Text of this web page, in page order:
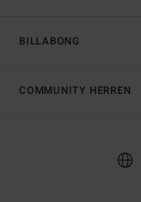
BILLABONG
COMMUNITY HERREN